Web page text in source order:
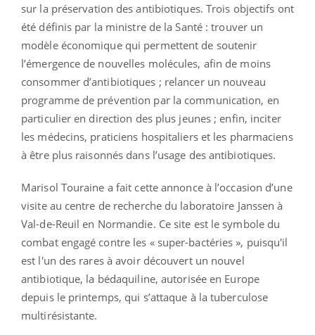
sur la préservation des antibiotiques. Trois objectifs ont
été définis par la ministre de la Santé : trouver un
modèle économique qui permettent de soutenir
l’émergence de nouvelles molécules, afin de moins
consommer d’antibiotiques ; relancer un nouveau
programme de prévention par la communication, en
particulier en direction des plus jeunes ; enfin, inciter
les médecins, praticiens hospitaliers et les pharmaciens
à être plus raisonnés dans l’usage des antibiotiques.
Marisol Touraine a fait cette annonce à l’occasion d’une
visite au centre de recherche du laboratoire Janssen à
Val-de-Reuil en Normandie. Ce site est le symbole du
combat engagé contre les « super-bactéries », puisqu'il
est l'un des rares à avoir découvert un nouvel
antibiotique, la bédaquiline, autorisée en Europe
depuis le printemps, qui s’attaque à la tuberculose
multirésistante.